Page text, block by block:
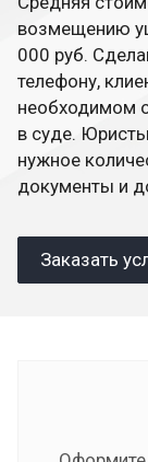
возмещению
000 руб.
телефону,
необходимом
в суде.
нужное
документы и
Заказать